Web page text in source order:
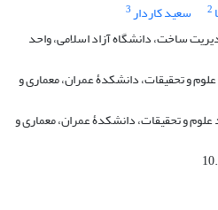
2 سعید کاردار3
ساخت، دانشگاه آزاد اسلامی، واحد
علوم و تحقیقات، دانشکدۀ عمران، معماری و
علوم و تحقیقات، دانشکدۀ عمران، معماری و